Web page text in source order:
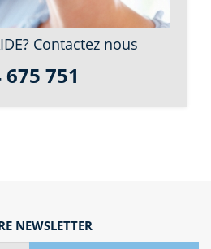
Contactez nous
675 751
NEWSLETTER